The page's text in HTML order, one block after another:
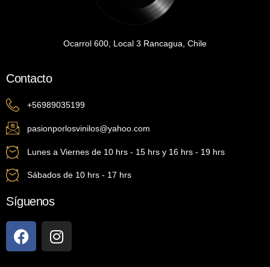
Ocarrol 600, Local 3 Rancagua, Chile
Contacto
+56989035199
pasionporlosvinilos@yahoo.com
Lunes a Viernes de 10 hrs - 15 hrs y 16 hrs - 19 hrs
Sábados de 10 hrs - 17 hrs
Síguenos